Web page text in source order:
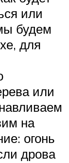
или
будем
для
или
на
огонь
дрова